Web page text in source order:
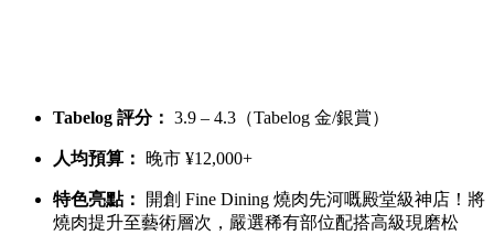
Tabelog 評分： 3.9 – 4.3（Tabelog 金/銀賞）
人均預算： 晚市 ¥12,000+
特色亮點：
開創 Fine Dining 燒肉先河嘅殿堂級神店！將
燒肉提升至藝術層次，嚴選稀有部位配搭高級現磨松